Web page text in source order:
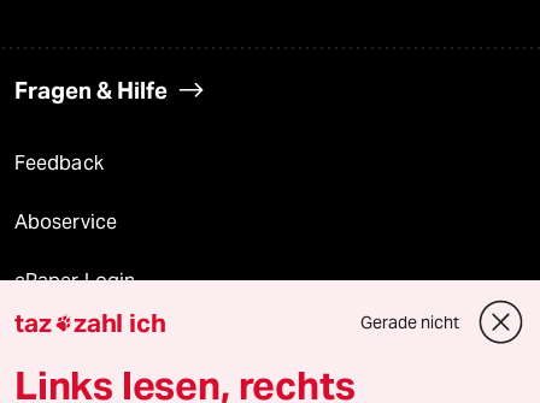
Fragen & Hilfe
Feedback
Aboservice
ePaper Login
Downloads für Abonnierende
taz zahl ich Gerade nicht
Links lesen, rechts